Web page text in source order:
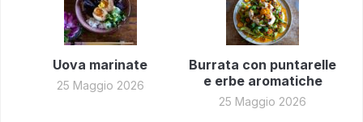
Uova marinate
25 Maggio 2026
Burrata con puntarelle
e erbe aromatiche
25 Maggio 2026